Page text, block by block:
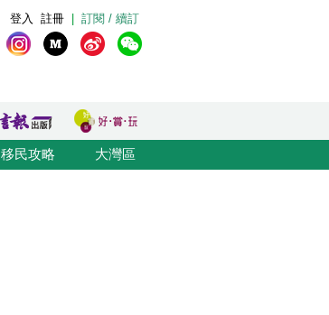
訂閱 / 續訂
註冊
登入
移民攻略 大灣區